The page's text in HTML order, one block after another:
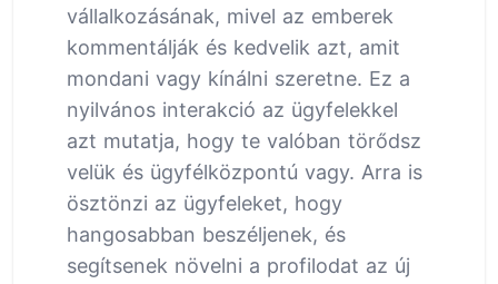
vállalkozásának, mivel az emberek
kommentálják és kedvelik azt, amit
mondani vagy kínálni szeretne. Ez a
nyilvános interakció az ügyfelekkel
azt mutatja, hogy te valóban törődsz
velük és ügyfélközpontú vagy. Arra is
ösztönzi az ügyfeleket, hogy
hangosabban beszéljenek, és
segítsenek növelni a profilodat az új